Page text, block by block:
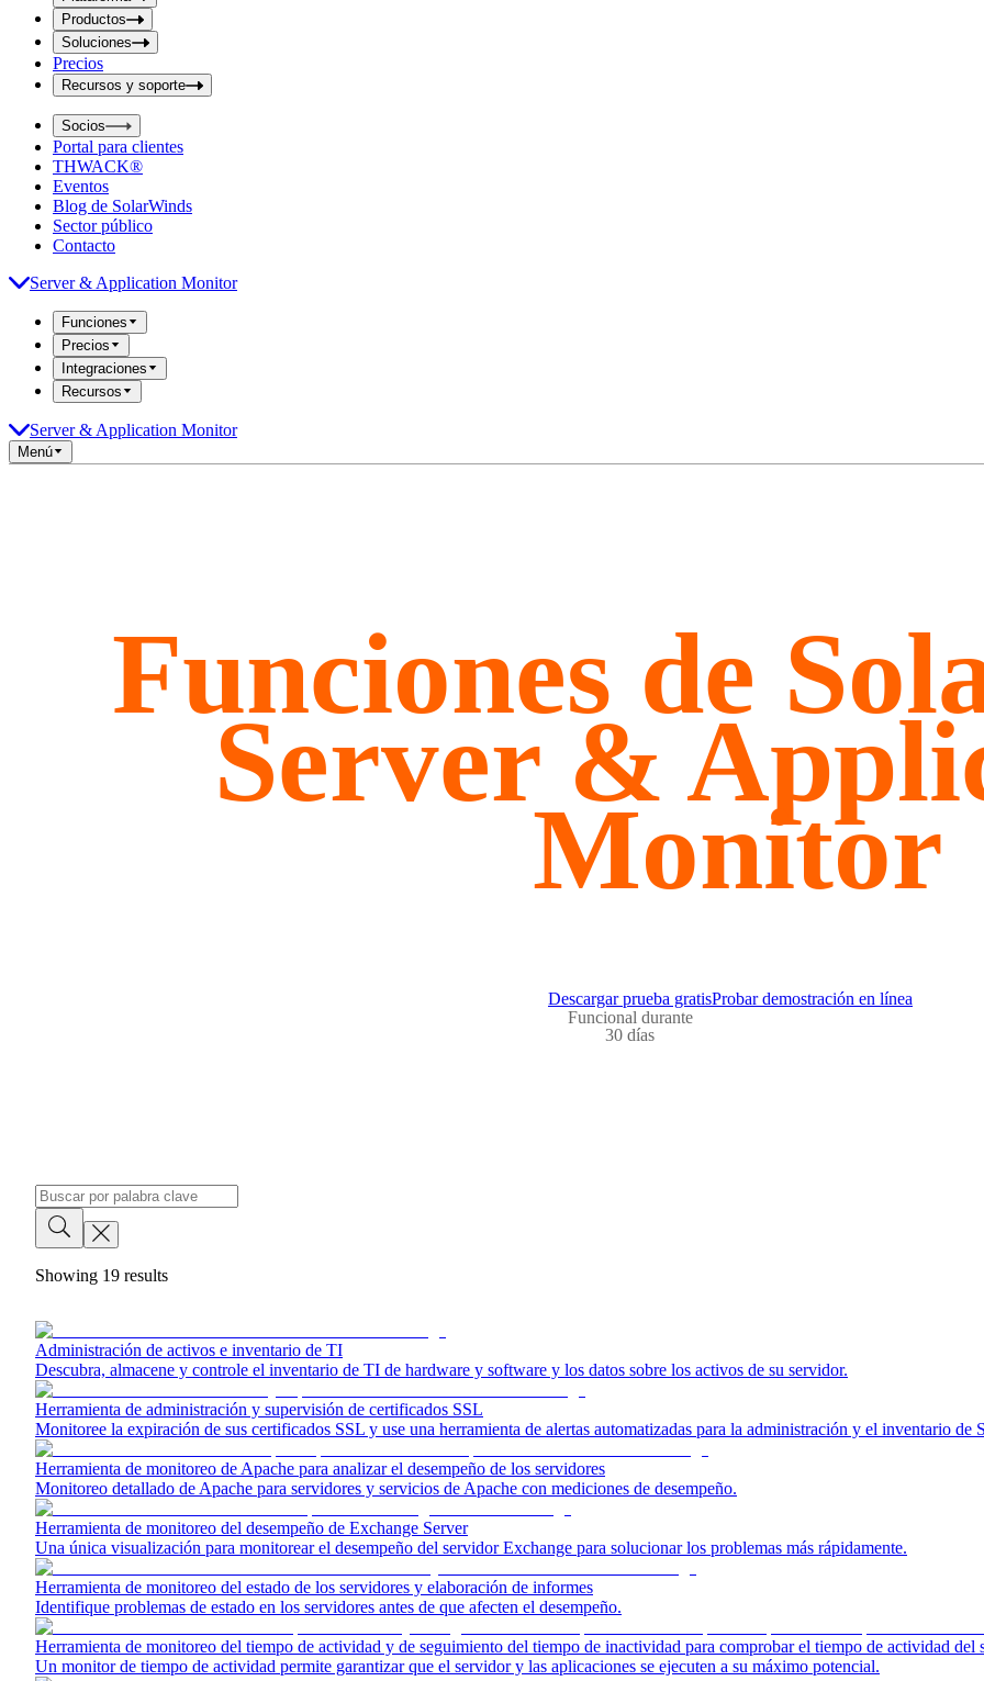
t
S
e
a
r
c
h
b
o
x
Productos
Soluciones
Precios
Recursos y soporte
Socios
Portal para clientes
THWACK®
Eventos
Blog de SolarWinds
Sector público
Contacto
Server & Application Monitor
Funciones
Precios
Integraciones
Recursos
Server & Application Monitor
Menú
Funciones de
Server &
Monitor
Descargar prueba gratis
Funcional durante
30 días
Probar demostración en línea
Showing 19 results
Administración de activos e inventario de TI
Descubra, almacene y controle el inventario de TI de hardware y software y los datos sobre los activos de su servidor.
Herramienta de administración y supervisión de certificados SSL
Monitoree la expiración de sus certificados SSL y use una herramienta de alertas automatizadas para la administración y el inventario de
Herramienta de monitoreo de Apache para analizar el desempeño de los servidores
Monitoreo detallado de Apache para servidores y servicios de Apache con mediciones de desempeño.
Herramienta de monitoreo del desempeño de Exchange Server
Una única visualización para monitorear el desempeño del servidor Exchange para solucionar los problemas más rápidamente.
Herramienta de monitoreo del estado de los servidores y elaboración de informes
Identifique problemas de estado en los servidores antes de que afecten el desempeño.
Herramienta de monitoreo del tiempo de actividad y de seguimiento del tiempo de inactividad para comprobar el tiempo de actividad del
Un monitor de tiempo de actividad permite garantizar que el servidor y las aplicaciones se ejecuten a su máximo potencial.